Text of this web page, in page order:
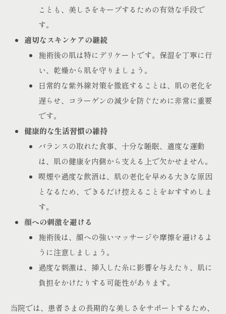
ことも、美しさをキープするための有効な手段で
す。
適切なスキンケアの継続
施術後の肌は特にデリケートです。保湿を丁寧に行
い、乾燥から肌を守りましょう。
日常的な紫外線対策を徹底することは、肌の老化を
遅らせ、コラーゲンの減少を防ぐために非常に重要
です。
健康的な生活習慣の維持
バランスの取れた食事、十分な睡眠、適度な運動
は、肌の健康を内側から支える上で欠かせません。
喫煙や過度な飲酒は、肌の老化を早める大きな原因
となるため、できるだけ控えることをおすすめしま
す。
顔への刺激を避ける
施術後は、顔への強いマッサージや摩擦を避けるよ
うに注意しましょう。
過度な刺激は、挿入した糸に影響を与えたり、肌に
負担をかけたりする可能性があります。
当院では、患者さまの長期的な美しさをサポートするため、